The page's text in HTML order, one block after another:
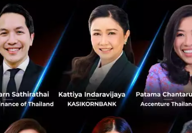
มีการพัฒนาอย่างต่อเนื่อง ดังนั้นระบบใดที่ตอบสน
Synchron จะเลือกใช้
ซึ่ง Vision Pro จาก Apple ก็เป็นหนึ่งในเทคโนโล
การพัฒนาครั้งสำคัญด้วยการเชื่อมต่อเทคโนโลยี
หูฟัง Vision Pro ของ Apple ทำให้ผู้ป่วยที่มีการเ
ใช้เพียงความคิด
Vision Pro ที่ได้เรียกเสียงฮือฮาจากผู้ใช้งานทั่วโ